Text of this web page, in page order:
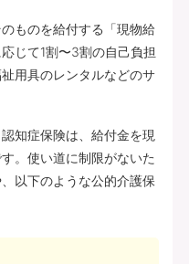
ものを給付する「現物給
じて1割〜3割の自己負担
用具のレンタルなどのサ
知症保険は、給付金を現
。使い道に制限がないた
以下のような公的介護保